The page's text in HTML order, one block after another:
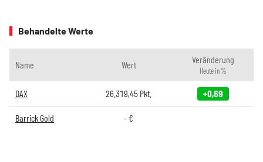
Behandelte Werte
Name Wert Veränderung
Heute in %
DAX 26.319,45 Pkt. +0,69
Barrick Gold - €